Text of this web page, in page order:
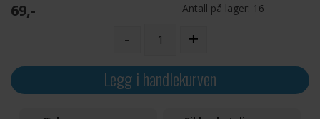
69,- Antall på lager: 16
- +
Legg i handlekurven